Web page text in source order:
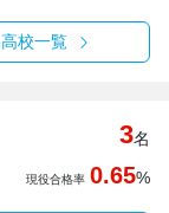
校一覧
3名
現役合格率 0.65%